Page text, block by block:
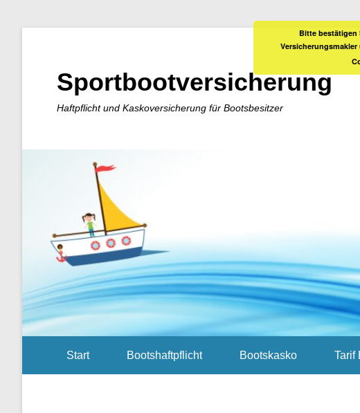
Sportbootversicherung
Haftpflicht und Kaskoversicherung für Bootsbesitzer
Start
Bootshaftpflicht Bootskasko Tarif
Bitte bestätigen